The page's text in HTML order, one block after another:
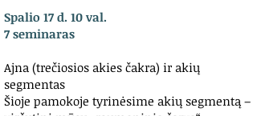
Spalio 17 d. 10 val.
7 seminaras
Ajna (trečiosios akies čakra) ir akių
segmentas
Šioje pamokoje tyrinėsime akių segmentą –